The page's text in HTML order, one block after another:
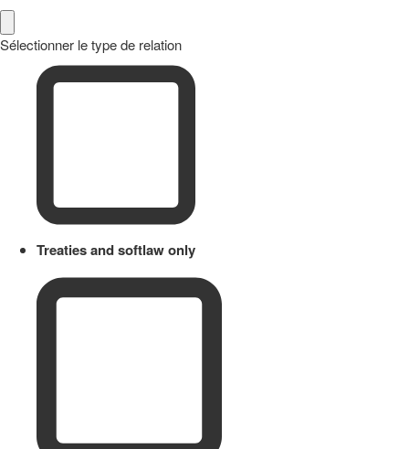
Sélectionner le type de relation
Treaties and softlaw only